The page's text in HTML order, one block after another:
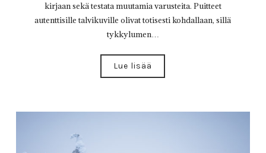
kirjaan sekä testata muutamia varusteita. Puitteet
autenttisille talvikuville olivat totisesti kohdallaan, sillä
tykkylumen…
Lue lisää